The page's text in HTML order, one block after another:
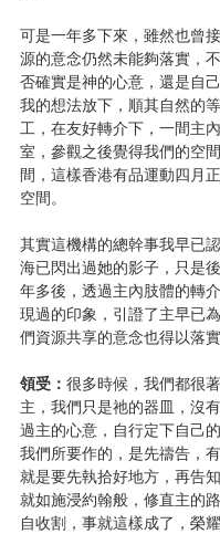
可是一年多下來，雖然也曾
源的意念仍然未能夠落實，
否確實是神的心意，還是自
我的想法放下，順其自然的
工，在友好轉介下，一間主
室，參觀之後覺得我們的空
間，這樣香港有品運動四月
空間。
其實這機構的總幹事我早已
海已閃出過她的影子，只是
年多後，透過主內肢體的轉
現過的印象，引證了主早已
們資源共享的意念也得以落
領受： 很多時候，我們都很
主，我們只是祂的器皿，沒
過主的心意，自行定下自己
我們所要作的，是先禱告，
就是要先執拾好地方，再告
就如施浸約翰般，修直主的
自收割，事就這樣成了，榮